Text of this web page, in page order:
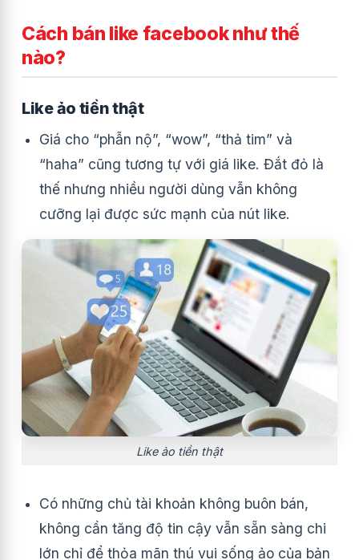
Cách bán like facebook như thế
nào?
Like ảo tiền thật
Giá cho “phẫn nộ”, “wow”, “thả tim” và
“haha” cũng tương tự với giá like. Đắt đỏ là
thế nhưng nhiều người dùng vẫn không
cưỡng lại được sức mạnh của nút like.
Like ảo tiền thật
Có những chủ tài khoản không buôn bán,
không cần tăng độ tin cậy vẫn sẵn sàng chi
lớn chỉ để thỏa mãn thú vui sống ảo của bản